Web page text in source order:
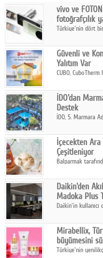
Facebook
Diziler
Karikatür
Youtube
Polemik
Reklam
Yazarlar
Künye
SOSYAL MEDYA
Facebook
Twitter
Google Plus
© 2026 TÜM HAKLARI SAKLIDIR
vivo ve
fotoğrafçılık
Türkiye'nin dört
insanını,
anlatmaya davet
Güvenli ve
Yalıtım Var
CUBO, CuboTherm
ve sürdürülebilir
İDO'dan
Destek
İDO, 5. Marmara
ettiriyor.
İçecekten Ara
Çeşitleniyor
Balparmak
ıhlamur gibi
Daikin'den
Madoka Plus
Daikin'in kullanıcı
kontrol ünitesi
Mirabellix,
büyümesini
Türkiye'nin